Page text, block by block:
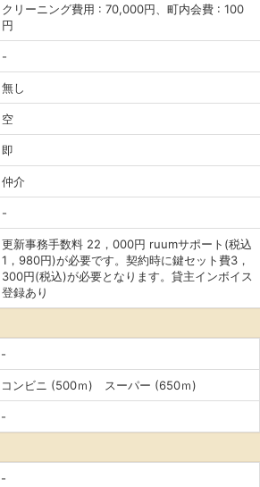
クリーニング費用 : 70,000円、町内会費 : 100
円
-
無し
空
即
仲介
-
更新事務手数料 22，000円 ruumサポート(税込
1，980円)が必要です。契約時に鍵セット費3，
300円(税込)が必要となります。貸主インボイス
登録あり
-
コンビニ (500ｍ) スーパー (650ｍ)
-
-